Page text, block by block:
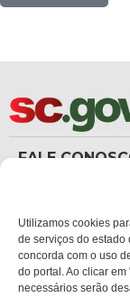
Utilizamos cookies
de serviços do estado
concorda com o uso
do portal. Ao clicar
necessários serão
FALE
Carteira de
Ouvidoria
ENDEREÇO
Sede